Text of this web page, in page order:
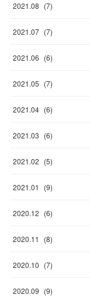
2021.08 (7)
2021.07 (7)
2021.06 (6)
2021.05 (7)
2021.04 (6)
2021.03 (6)
2021.02 (5)
2021.01 (9)
2020.12 (6)
2020.11 (8)
2020.10 (7)
2020.09 (9)